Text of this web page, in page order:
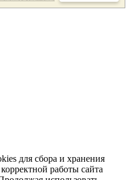
для сбора и хранения
работы сайта